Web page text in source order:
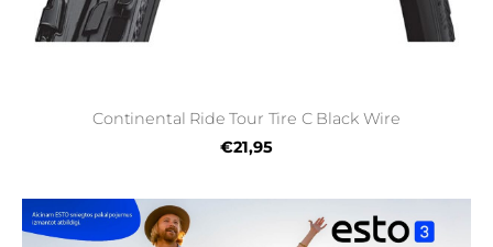
Continental Ride Tour Tire C Black Wire
€21,95